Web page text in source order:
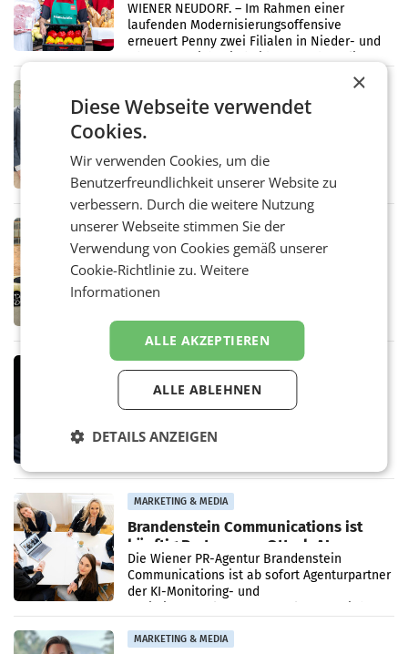
WIENER NEUDORF. – Im Rahmen einer
laufenden Modernisierungsoffensive
erneuert Penny zwei Filialen in Nieder- und
Oberösterreich. Die beiden Standorte liegen
Alles bereit für den Wechsel: Jürgen
Albrecht setzt ab 1.1.2027 auf Adeg
WIENER NEUDORF. – Die geplante
Zusammenarbeit zwischen Adeg und dem
Vorarlberger Kaufmann Jürgen Albrecht ist
kartellrechtlich freigegeben: Die
Bundeswettbewerbsbehörde und der
Bundeskartellanwalt
MOBILITY BUSINESS
Rekordergebnis im Juli: Leapmotor
verdoppelt Auslieferungen und
überschreitet die 100.000er-Marke
– Im Juli 2026 erreichte Leapmotor einen
101.267 Fahrzeuge aus, womit sich das
Ergebnis gegenüber Juli 2025 mehr als
MARKETING & MEDIA
Stiftungsrat Lederer wehrt sich in
den SN gegen Vorwürfe
ORF. Am Dienstag soll im Stiftungsrat über
vorgeschlagenen Besetzungen für die
MARKETING & MEDIA
Brandenstein Communications ist
künftig Partner von OtterlyAI
Die Wiener PR-Agentur Brandenstein
Communications ist ab sofort Agenturpartner
der KI-Monitoring- und
MARKETING & MEDIA
×
Diese Webseite verwendet
Cookies.
Wir verwenden Cookies, um die
Benutzerfreundlichkeit unserer Website zu
verbessern. Durch die weitere Nutzung
unserer Webseite stimmen Sie der
Verwendung von Cookies gemäß unserer
Cookie-Richtlinie zu.Weitere
Informationen
ALLE AKZEPTIEREN
ALLE ABLEHNEN
DETAILS ANZEIGEN